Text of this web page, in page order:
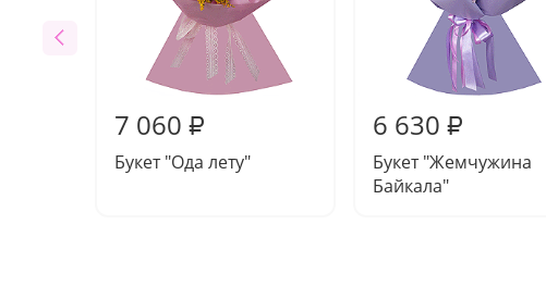
7 060 ₽
Букет "Ода лету"
6 630 ₽
Букет "Жемчужина
Байкала"